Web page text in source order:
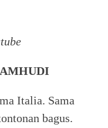
Italia. Sama
bagus.